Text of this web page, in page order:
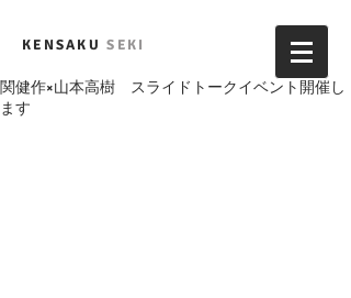
KENSAKUSEKI
関健作×山本高樹 スライドトークイベント開催し
ます